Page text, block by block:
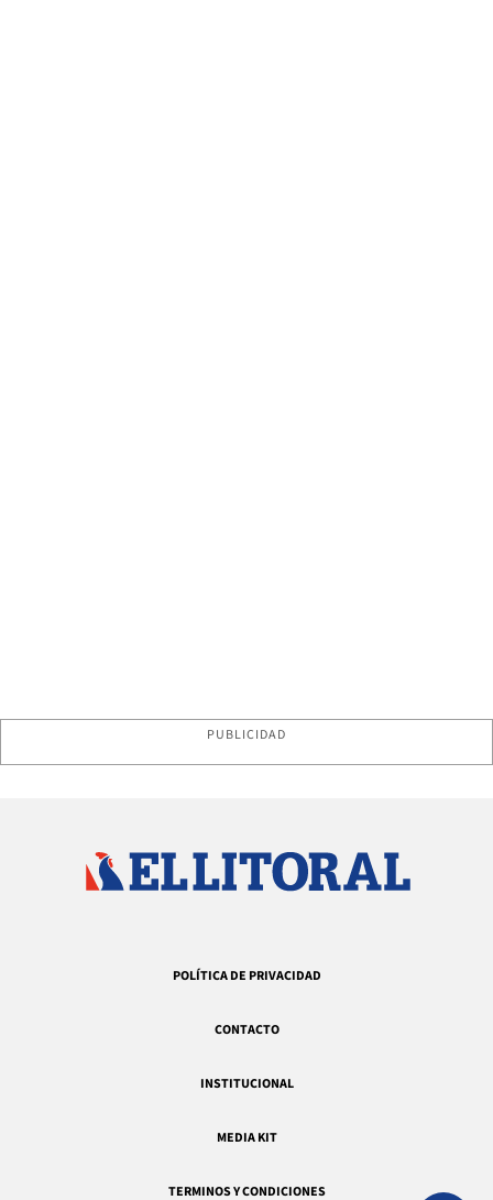
PUBLICIDAD
POLÍTICA DE PRIVACIDAD
CONTACTO
INSTITUCIONAL
MEDIA KIT
TERMINOS Y CONDICIONES